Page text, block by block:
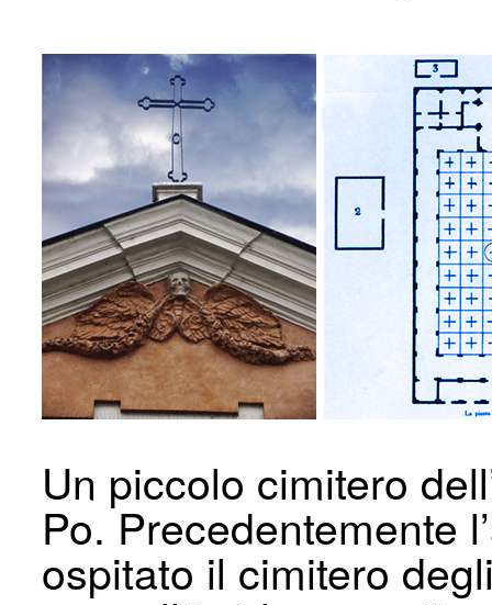
Un piccolo cimitero
Po. Precedentemente
ospitato il cimitero